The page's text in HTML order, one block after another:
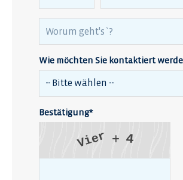
Wie möchten Sie kontaktiert
Bestätigung*
Vier 4